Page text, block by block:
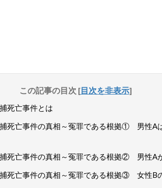
この記事の目次 [目次を非表示]
死亡事件とは
死亡事件の真相～冤罪である根拠① 男性A
死亡事件の真相～冤罪である根拠② 男性A
死亡事件の真相～冤罪である根拠③ 女性B